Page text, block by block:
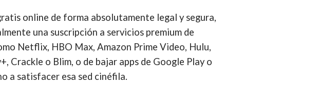
online de forma absolutamente legal y segura,
una suscripción a servicios premium de
Netflix, HBO Max, Amazon Prime Video, Hulu,
Crackle o Blim, o de bajar apps de Google Play o
a satisfacer esa sed cinéfila.